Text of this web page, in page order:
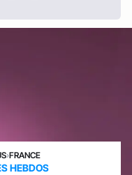
›FRANCE
HEBDOS